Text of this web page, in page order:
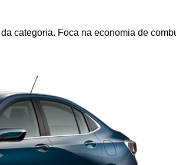
categoria. Foca na economia de